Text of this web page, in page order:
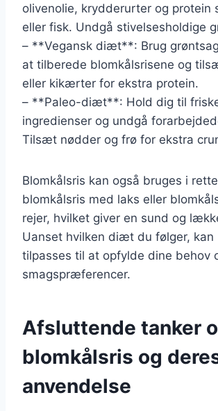
olivenolie, krydderurter og protein
eller fisk. Undgå stivelsesholdige
– **Vegansk diæt**: Brug
at tilberede blomkålsrisene og
eller kikærter for ekstra protein.
– **Paleo-diæt**: Hold dig til
ingredienser og undgå
Tilsæt nødder og frø for ekstra
Blomkålsris kan også bruges i
blomkålsris med laks eller
rejer, hvilket giver en sund og
Uanset hvilken diæt du følger, kan
tilpasses til at opfylde dine behov
smagspræferencer.
Afsluttende tanker
blomkålsris og
anvendelse